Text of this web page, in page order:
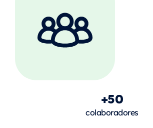
+50
colaboradores